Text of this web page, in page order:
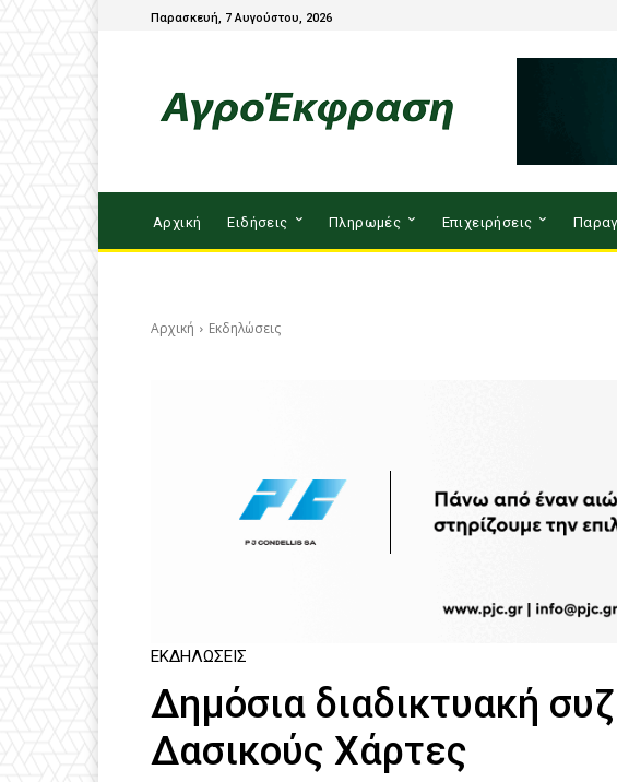
Παρασκευή, 7 Αυγούστου, 2026
Αρχική Ειδήσεις Πληρωμές Επιχειρήσεις
Αρχική Εκδηλώσεις
ΕΚΔΗΛΏΣΕΙΣ
Δημόσια διαδικτυακή
Δασικούς Χάρτες